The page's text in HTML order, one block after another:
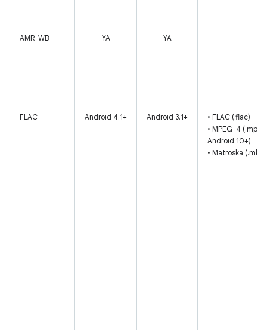
AMR-WB YA YA
FLAC Android 4.1+ Android 3.1+
• FLAC (.flac)
• MPEG-4 (.mp4,
Android 10+)
• Matroska (.mkv)